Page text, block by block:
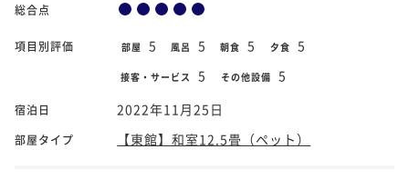
総合点
項目別評価 部屋 5 風呂 5 朝食 5 夕食 5
接客・サービス 5 その他設備 5
宿泊日 2022年11月25日
部屋タイプ 【東館】和室12.5畳（ペット）